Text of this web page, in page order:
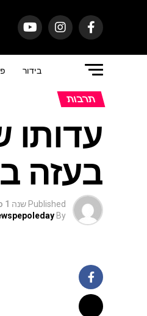
בידור
תרבות
בעזה
Published שנה 1 ago
By